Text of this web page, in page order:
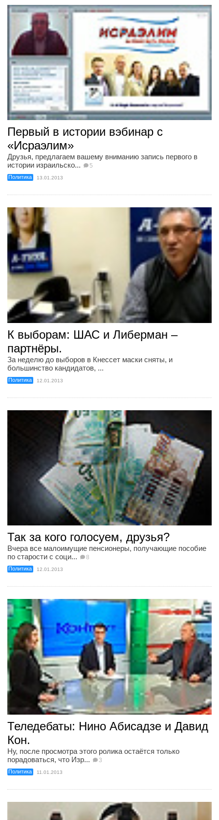
Первый в истории вэбинар с
«Исраэлим»
Друзья, предлагаем вашему вниманию запись первого в
истории израильско...
5
Политика 13.01.2013
К выборам: ШАС и Либерман –
партнёры.
За неделю до выборов в Кнессет маски сняты, и
большинство кандидатов, ...
Политика 12.01.2013
Так за кого голосуем, друзья?
Вчера все малоимущие пенсионеры, получающие пособие
по старости с соци...
8
Политика 12.01.2013
Теледебаты: Нино Абисадзе и Давид
Кон.
Ну, после просмотра этого ролика остаётся только
порадоваться, что Изр...
3
Политика 11.01.2013